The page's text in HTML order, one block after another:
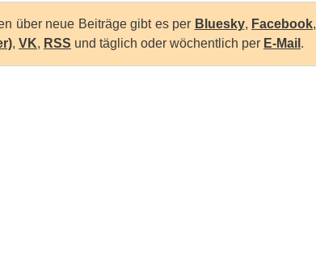
über neue Beiträge gibt es per Bluesky, Facebook,
, VK, RSS und täglich oder wöchentlich per E-Mail .